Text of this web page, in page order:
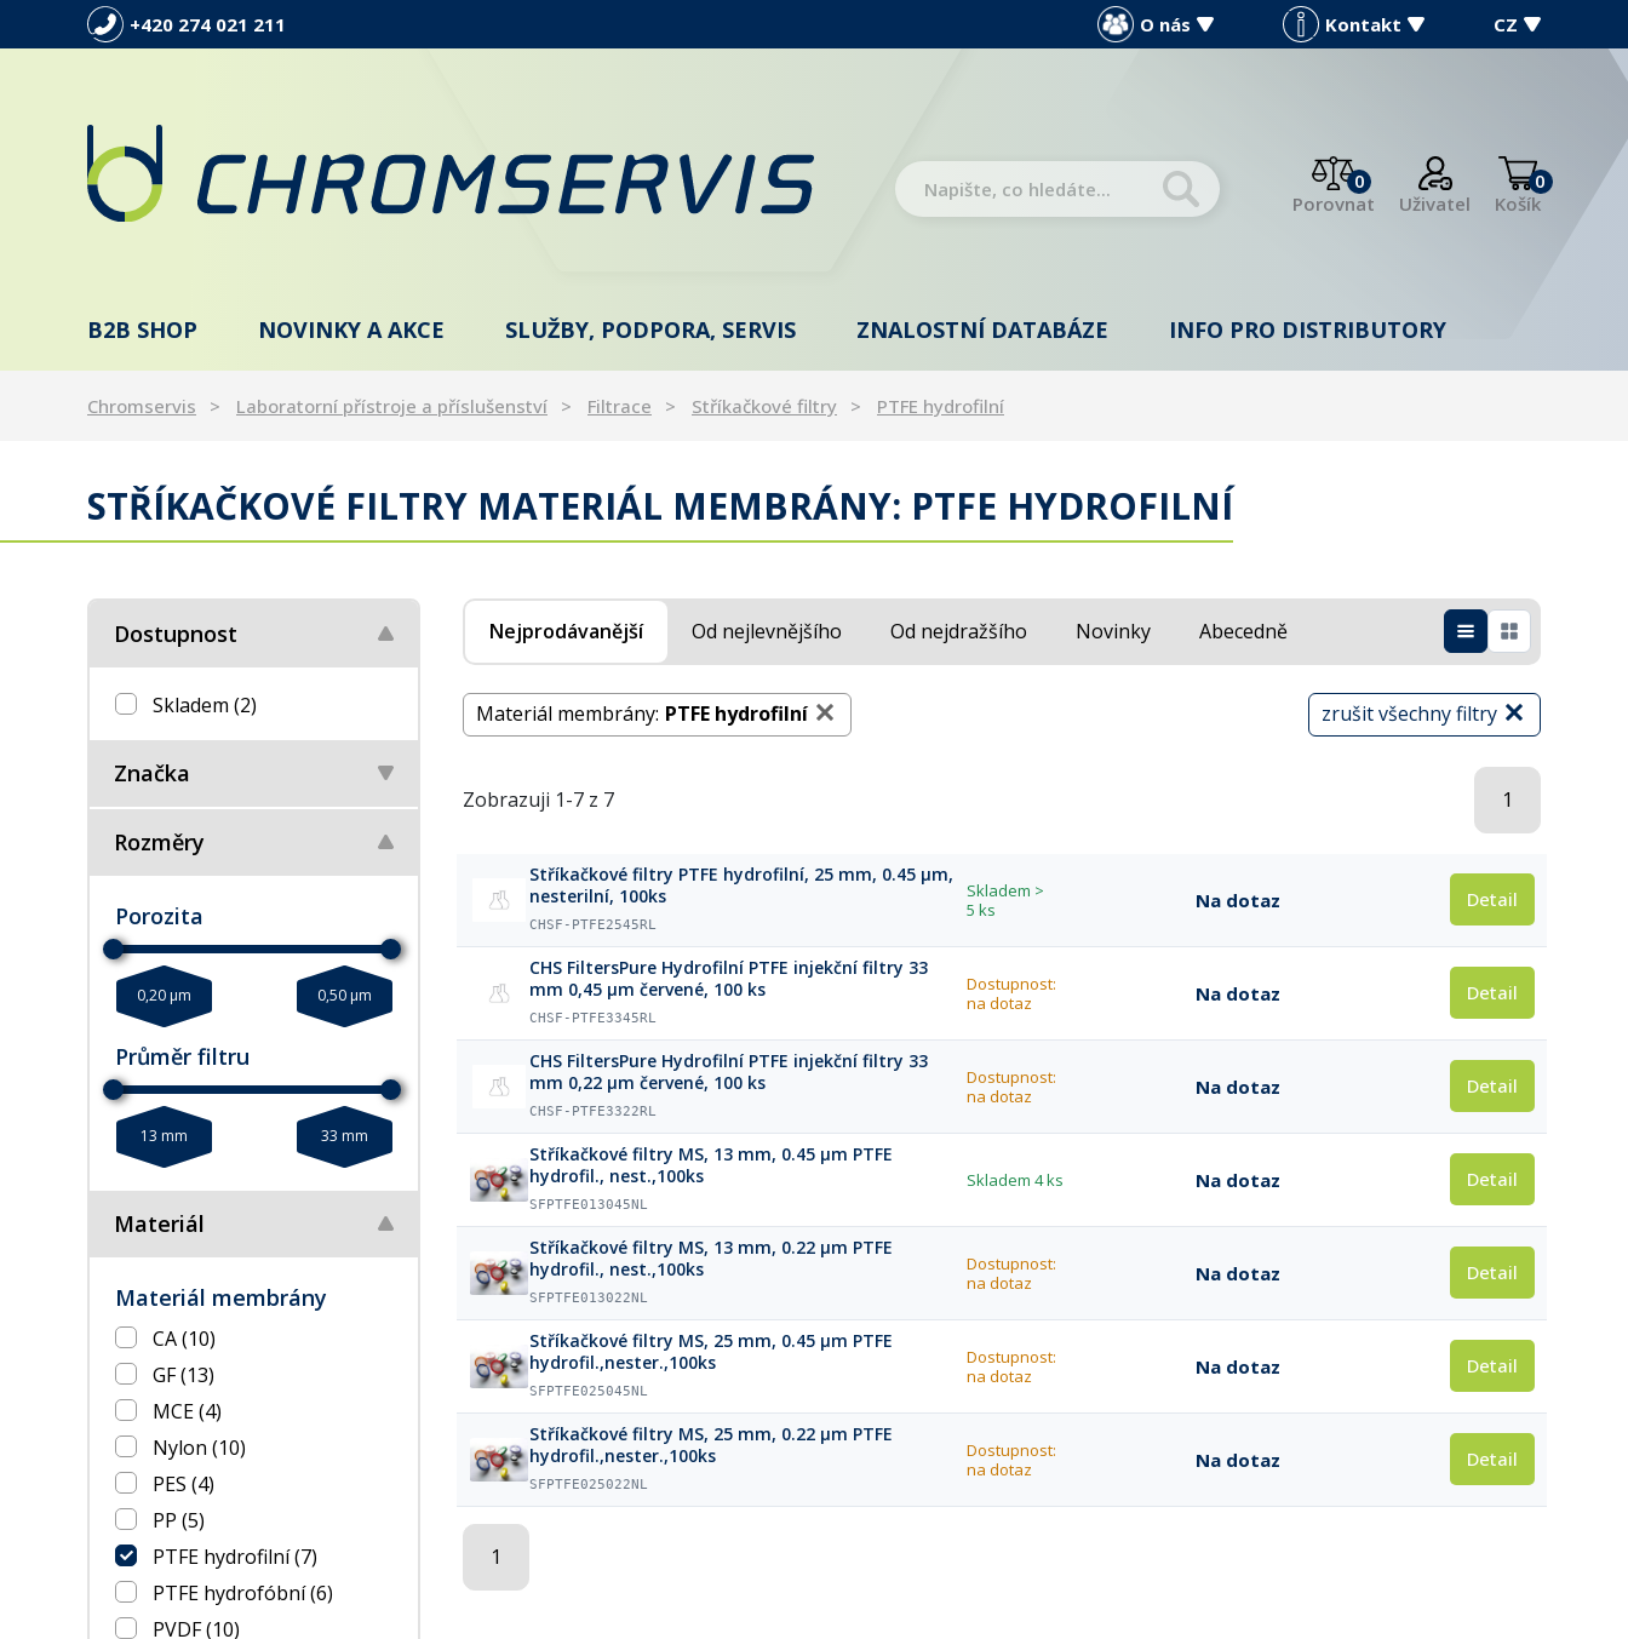
+420 274 021 211 O nás Kontakt CZ
0
Porovnat
Uživatel
0
Košík
B2B SHOP NOVINKY A AKCE SLUŽBY, PODPORA, SERVIS ZNALOSTNÍ DATABÁZE INFO PRO DISTRIBUTORY
Chromservis Laboratorní přístroje a příslušenství Filtrace Stříkačkové filtry PTFE hydrofilní
STŘÍKAČKOVÉ FILTRY MATERIÁL MEMBRÁNY: PTFE HYDROFILNÍ
Dostupnost
Skladem (2)
Značka
Rozměry
Porozita
0,20 µm 0,50 µm
Průměr filtru
13 mm 33 mm
Materiál
Materiál membrány
CA(10)
GF(13)
MCE(4)
Nylon (10)
PES (4)
PP (5)
PTFE hydrofilní(7)
PTFE hydrofóbní(6)
PVDF(10)
Nejprodávanější Od nejlevnějšího Od nejdražšího Novinky Abecedně
zrušit všechny filtry
Materiál membrány: PTFE hydrofilní
Zobrazuji 1-7 z 7 1
Stříkačkové filtry PTFE hydrofilní, 25 mm, 0.45 µm,
nesterilní, 100ks
CHSF-PTFE2545RL
Skladem >
5 ks
Na dotaz Detail
CHS FiltersPure Hydrofilní PTFE injekční filtry 33
mm 0,45 µm červené, 100 ks
CHSF-PTFE3345RL
Dostupnost:
na dotaz
Na dotaz Detail
CHS FiltersPure Hydrofilní PTFE injekční filtry 33
mm 0,22 µm červené, 100 ks
CHSF-PTFE3322RL
Dostupnost:
na dotaz
Na dotaz Detail
Stříkačkové filtry MS, 13 mm, 0.45 µm PTFE
hydrofil., nest.,100ks
SFPTFE013045NL
Skladem 4 ks Na dotaz Detail
Stříkačkové filtry MS, 13 mm, 0.22 µm PTFE
hydrofil., nest.,100ks
SFPTFE013022NL
Dostupnost:
na dotaz
Na dotaz Detail
Stříkačkové filtry MS, 25 mm, 0.45 µm PTFE
hydrofil.,nester.,100ks
SFPTFE025045NL
Dostupnost:
na dotaz
Na dotaz Detail
Stříkačkové filtry MS, 25 mm, 0.22 µm PTFE
hydrofil.,nester.,100ks
SFPTFE025022NL
Dostupnost:
na dotaz
Na dotaz Detail
1